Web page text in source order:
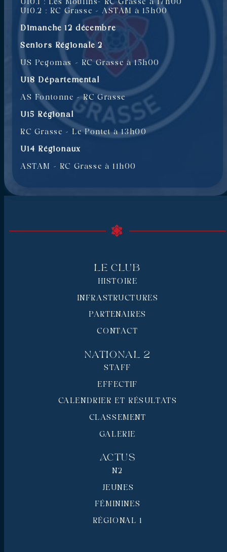
U10.1 : Les Moulins- RC Grasse à 17h00
U10.2 : RC Grasse – ASTAM à 15h00
Dimanche 12 décembre
Seniors Régionale 2
US Pegomas – RC Grasse à 15h00
U18 Départemental
AS Fontonne – RC Grasse
U15 Régional
RC Grasse – Le Pontet à 13h00
U14 Régionaux
ASTAM – RC Grasse à 11h00
Le Club
HISTOIRE
INFRASTRUCTURES
PARTENAIRES
CONTACT
National 2
STAFF
EFFECTIF
CALENDRIER ET RÉSULTATS
CLASSEMENT
GALERIE
Actus
N2
JEUNES
FÉMININES
RÉGIONAL 1